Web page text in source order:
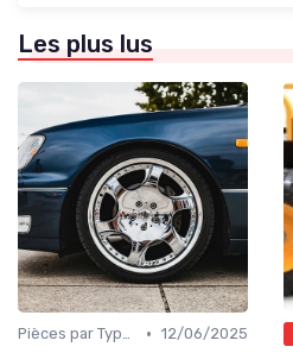
Les plus lus
Pièces par Type (Freins, Moteur, etc.) • 12/06/2025